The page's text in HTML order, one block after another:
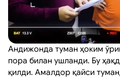
Андижонда туман ҳоким
пора билан ушланди. Бу
қилди. Амалдор қайси